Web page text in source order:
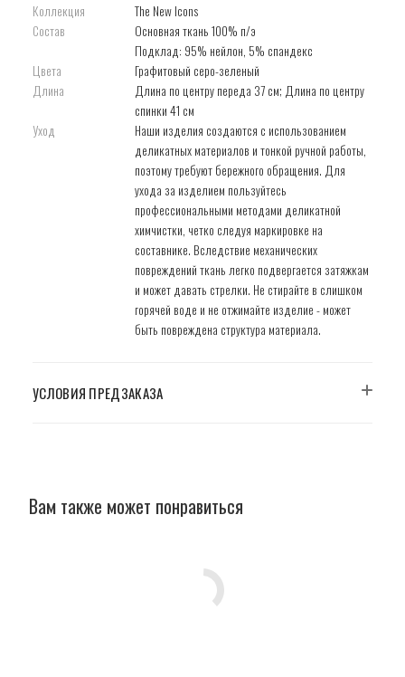
Коллекция
The New Icons
Состав
Основная ткань 100% п/э
Подклад: 95% нейлон, 5% спандекс
Цвета
Графитовый серо-зеленый
Длина
Длина по центру переда 37 см; Длина по центру
спинки 41 см
Уход
Наши изделия создаются с использованием
деликатных материалов и тонкой ручной работы,
поэтому требуют бережного обращения. Для
ухода за изделием пользуйтесь
профессиональными методами деликатной
химчистки, четко следуя маркировке на
составнике. Вследствие механических
повреждений ткань легко подвергается затяжкам
и может давать стрелки. Не стирайте в слишком
горячей воде и не отжимайте изделие - может
быть повреждена структура материала.
УСЛОВИЯ ПРЕДЗАКАЗА
Вам также может понравиться